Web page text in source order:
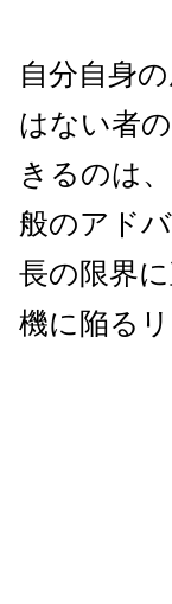
自分自身
はない者
きるのは
般のアド
長の限界
機に陥る